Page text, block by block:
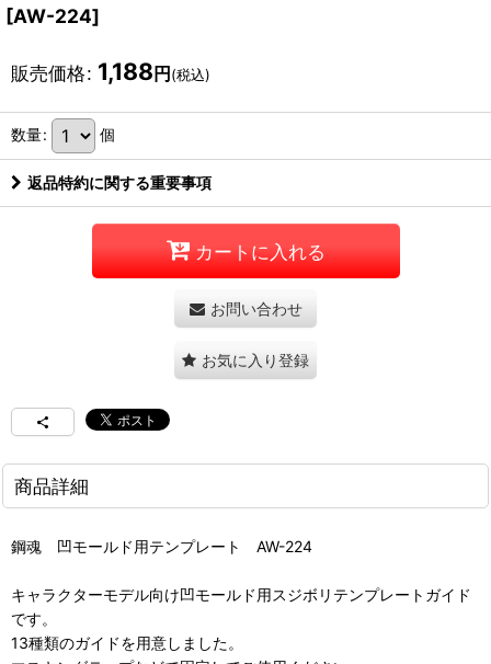
[AW-224]
販売価格: 1,188 円 (税込)
数量: 個
返品特約に関する重要事項
カートに入れる
お問い合わせ
お気に入り登録
商品詳細
鋼魂 凹モールド用テンプレート AW-224
キャラクターモデル向け凹モールド用スジボリテンプレートガイド
です。
13種類のガイドを用意しました。